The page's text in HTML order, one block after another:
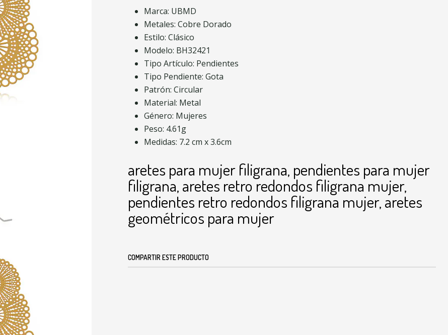
Marca: UBMD
Metales: Cobre Dorado
Estilo: Clásico
Modelo: BH32421
Tipo Artículo: Pendientes
Tipo Pendiente: Gota
Patrón: Circular
Material: Metal
Género: Mujeres
Peso: 4.61g
Medidas: 7.2 cm x 3.6cm
aretes para mujer filigrana, pendientes para mujer
filigrana, aretes retro redondos filigrana mujer,
pendientes retro redondos filigrana mujer, aretes
geométricos para mujer
COMPARTIR ESTE PRODUCTO